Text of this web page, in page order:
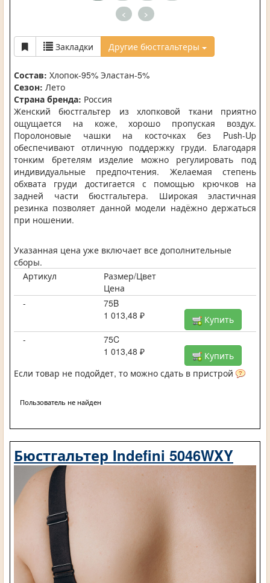
< >
Закладки Другие бюстгальтеры
Состав: Хлопок-95% Эластан-5%
Сезон: Лето
Страна бренда: Россия
Женский бюстгальтер из хлопковой ткани приятно
ощущается на коже, хорошо пропуская воздух.
Поролоновые чашки на косточках без Push-Up
обеспечивают отличную поддержку груди. Благодаря
тонким бретелям изделие можно регулировать под
индивидуальные предпочтения. Желаемая степень
обхвата груди достигается с помощью крючков на
задней части бюстгальтера. Широкая эластичная
резинка позволяет данной модели надёжно держаться
при ношении.
Указанная цена уже включает все дополнительные
сборы.
Артикул
Размер/Цвет
Цена
-
75B
1 013,48 ₽
Купить
-
75C
1 013,48 ₽
Купить
Если товар не подойдет, то можно сдать в пристрой
Пользователь не найден
Бюстгальтер Indefini 5046WXY